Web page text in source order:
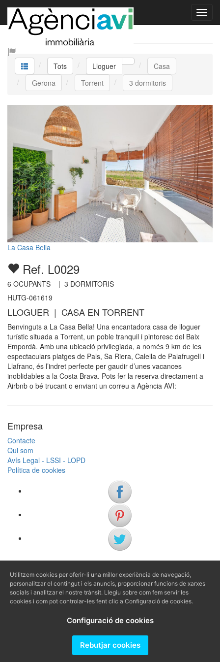
Lloguer
Tots Lloguer
Casa
Gerona
Torrent 3 dormitoris
La Casa Bella
Ref. L0029
6 OCUPANTS | 3 DORMITORIS
HUTG-061619
LLOGUER | CASA EN TORRENT
Benvinguts a La Casa Bella! Una encantadora casa de lloguer
turístic situada a Torrent, un poble tranquil i pintoresc del Baix
Empordà. Amb una ubicació privilegiada, a només 9 km de les
espectaculars platges de Pals, Sa Riera, Calella de Palafrugell i
Llafranc, és l’indret perfecte per gaudir d’unes vacances
inoblidables a la Costa Brava. Pots fer la reserva directament a
Airbnb o bé trucant o enviant un correu a Agència AVI:
Empresa
Contacte
Qui som
Avís Legal - LSSI - LOPD
Política de cookies
(+34) 972 622 505
(+34) 638 983 816
Utilitzem cookies per oferir-li una millor experiència de navegació,
personalitzar el contingut i els anuncis, proporcionar funcions de xarxes
socials i analitzar el nostre trànsit. Llegiu sobre com fem servir les
cookies i com pot controlar-les fent clic a Configuració de cookies.
Configuració de cookies
Rebutjar cookies